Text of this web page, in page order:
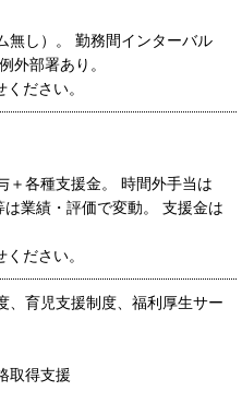
無し）。 勤務間インターバル
外部署あり。
ださい。
＋各種支援金。 時間外手当は
業績・評価で変動。 支援金は
ださい。
、育児支援制度、福利厚生サー
取得支援